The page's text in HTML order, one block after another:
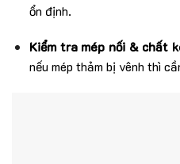
ổn định.
Kiểm tra mép nối & chất
nếu mép thảm bị vênh thì